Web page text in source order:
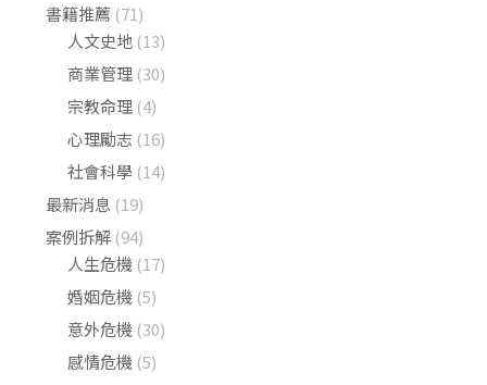
書籍推薦 (71)
人文史地 (13)
商業管理 (30)
宗教命理 (4)
心理勵志 (16)
社會科學 (14)
最新消息 (19)
案例拆解 (94)
人生危機 (17)
婚姻危機 (5)
意外危機 (30)
感情危機 (5)